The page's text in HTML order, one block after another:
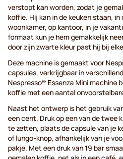
verstopt kan worden, zodat je
koffie. Hij kan in de keuken staan,
woonkamer, op kantoor, in je
formaat kun je hem gemakkelijk
door zijn zwarte kleur past hij bij
Deze machine is gemaakt voor
capsules, verkrijgbaar in
Nespresso® Essenza Mini machine
koffie met een aantal
Naast het ontwerp is het gebruik
een cent. Druk op een van de twee
te zetten, plaats de capsule van je
of lungo-knop, afhankelijk van je
pakje. Met een druk van 19 bar